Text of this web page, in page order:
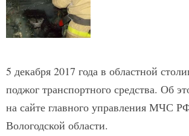
5 декабря 2017 года в областной
поджог транспортного средства. Об
на сайте главного управления МЧС
Вологодской области.